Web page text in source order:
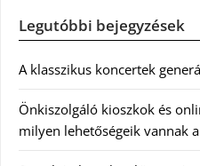
Legutóbbi bejegyzések
A klasszikus koncertek
Önkiszolgáló kioszkok és
milyen lehetőségeik vannak